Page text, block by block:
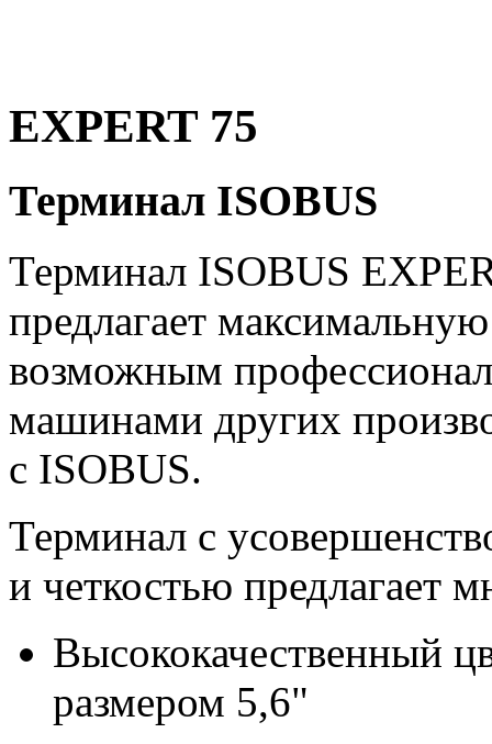
EXPERT 75
Терминал ISOBUS
Терминал ISOBUS
предлагает
возможным
машинами других
с ISOBUS.
Терминал с
и четкостью предлагает
Высококачественный
размером 5,6"